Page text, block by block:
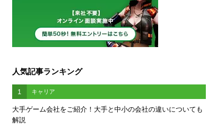
人気記事ランキング
1 キャリア
大手ゲーム会社をご紹介！大手と中小の会社の違いについても
解説